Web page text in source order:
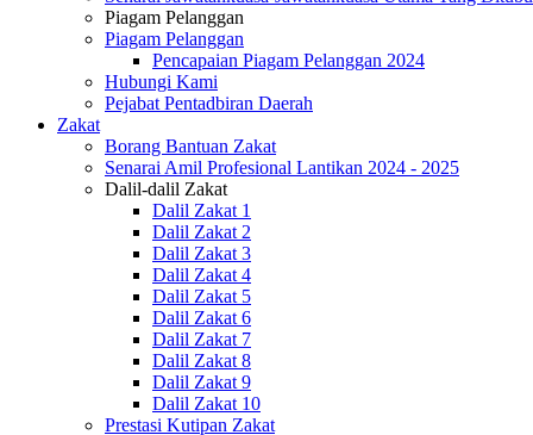
Piagam Pelanggan
Piagam Pelanggan
Pencapaian Piagam Pelanggan 2024
Hubungi Kami
Pejabat Pentadbiran Daerah
Zakat
Borang Bantuan Zakat
Senarai Amil Profesional Lantikan 2024 - 2025
Dalil-dalil Zakat
Dalil Zakat 1
Dalil Zakat 2
Dalil Zakat 3
Dalil Zakat 4
Dalil Zakat 5
Dalil Zakat 6
Dalil Zakat 7
Dalil Zakat 8
Dalil Zakat 9
Dalil Zakat 10
Prestasi Kutipan Zakat